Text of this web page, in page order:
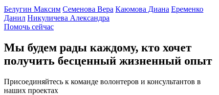
Белугин Максим Семенова Вера Каюмова Диана Еременко
Данил Никуличева Александра
Помочь сейчас
Мы будем рады каждому, кто хочет
получить бесценный жизненный опыт
Присоединяйтесь к команде волонтеров и консультантов в
наших проектах